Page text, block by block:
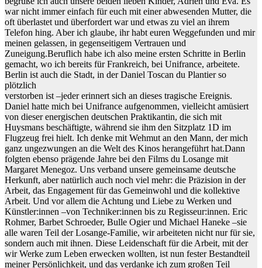
war nicht immer einfach für euch mit einer abwesenden Mutter, die
oft überlastet und überfordert war und etwas zu viel an ihrem
Telefon hing. Aber ich glaube, ihr habt euren Weggefunden und mir
meinen gelassen, in gegenseitigem Vertrauen und
Zuneigung.Beruflich habe ich also meine ersten Schritte in Berlin
gemacht, wo ich bereits für Frankreich, bei Unifrance, arbeitete.
Berlin ist auch die Stadt, in der Daniel Toscan du Plantier so
plötzlich
verstorben ist –jeder erinnert sich an dieses tragische Ereignis.
Daniel hatte mich bei Unifrance aufgenommen, vielleicht amüsiert
von dieser energischen deutschen Praktikantin, die sich mit
Huysmans beschäftigte, während sie ihm den Sitzplatz 1D im
Flugzeug frei hielt. Ich denke mit Wehmut an den Mann, der mich
ganz ungezwungen an die Welt des Kinos herangeführt hat.Dann
folgten ebenso prägende Jahre bei den Films du Losange mit
Margaret Menegoz. Uns verband unsere gemeinsame deutsche
Herkunft, aber natürlich auch noch viel mehr: die Präzision in der
Arbeit, das Engagement für das Gemeinwohl und die kollektive
Arbeit. Und vor allem die Achtung und Liebe zu Werken und
Künstler:innen –von Techniker:innen bis zu Regisseur:innen. Eric
Rohmer, Barbet Schroeder, Bulle Ogier und Michael Haneke –sie
alle waren Teil der Losange-Familie, wir arbeiteten nicht nur für sie,
sondern auch mit ihnen. Diese Leidenschaft für die Arbeit, mit der
wir Werke zum Leben erwecken wollten, ist nun fester Bestandteil
meiner Persönlichkeit, und das verdanke ich zum großen Teil